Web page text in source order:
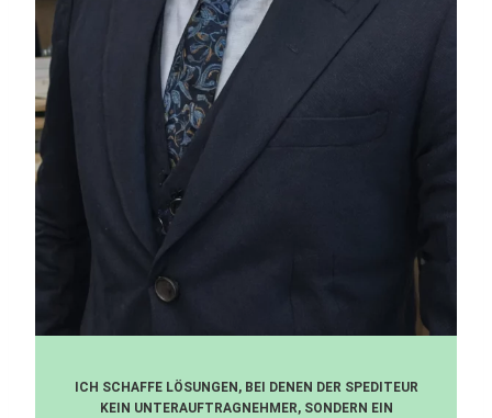
ICH SCHAFFE LÖSUNGEN, BEI DENEN DER SPEDITEUR
KEIN UNTERAUFTRAGNEHMER, SONDERN EIN